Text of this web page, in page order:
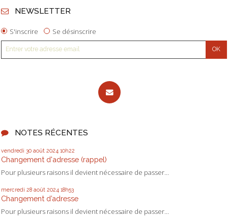
NEWSLETTER
S'inscrire Se désinscrire
NOTES RÉCENTES
vendredi 30 août 2024 10h22
Changement d'adresse (rappel)
Pour plusieurs raisons il devient nécessaire de passer...
mercredi 28 août 2024 18h53
Changement d’adresse
Pour plusieurs raisons il devient nécessaire de passer...